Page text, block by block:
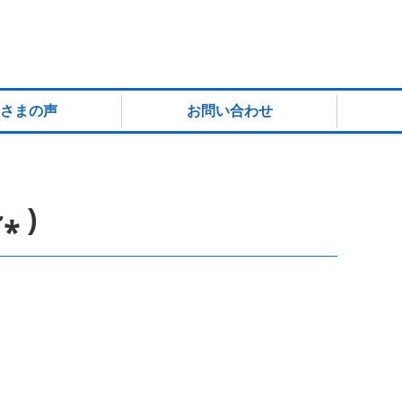
まの声 お問い合わせ
)